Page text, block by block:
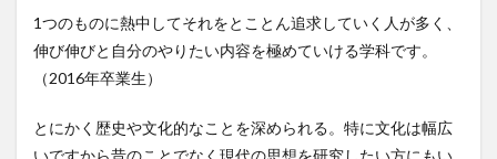
1つのものに熱中してそれをとことん追求していく人が多く、
伸び伸びと自分のやりたい内容を極めていける学科です。
（2016年卒業生）
とにかく歴史や文化的なことを深められる。特に文化は幅広
いですから昔のことでなく現代の思想を研究したい方にもい